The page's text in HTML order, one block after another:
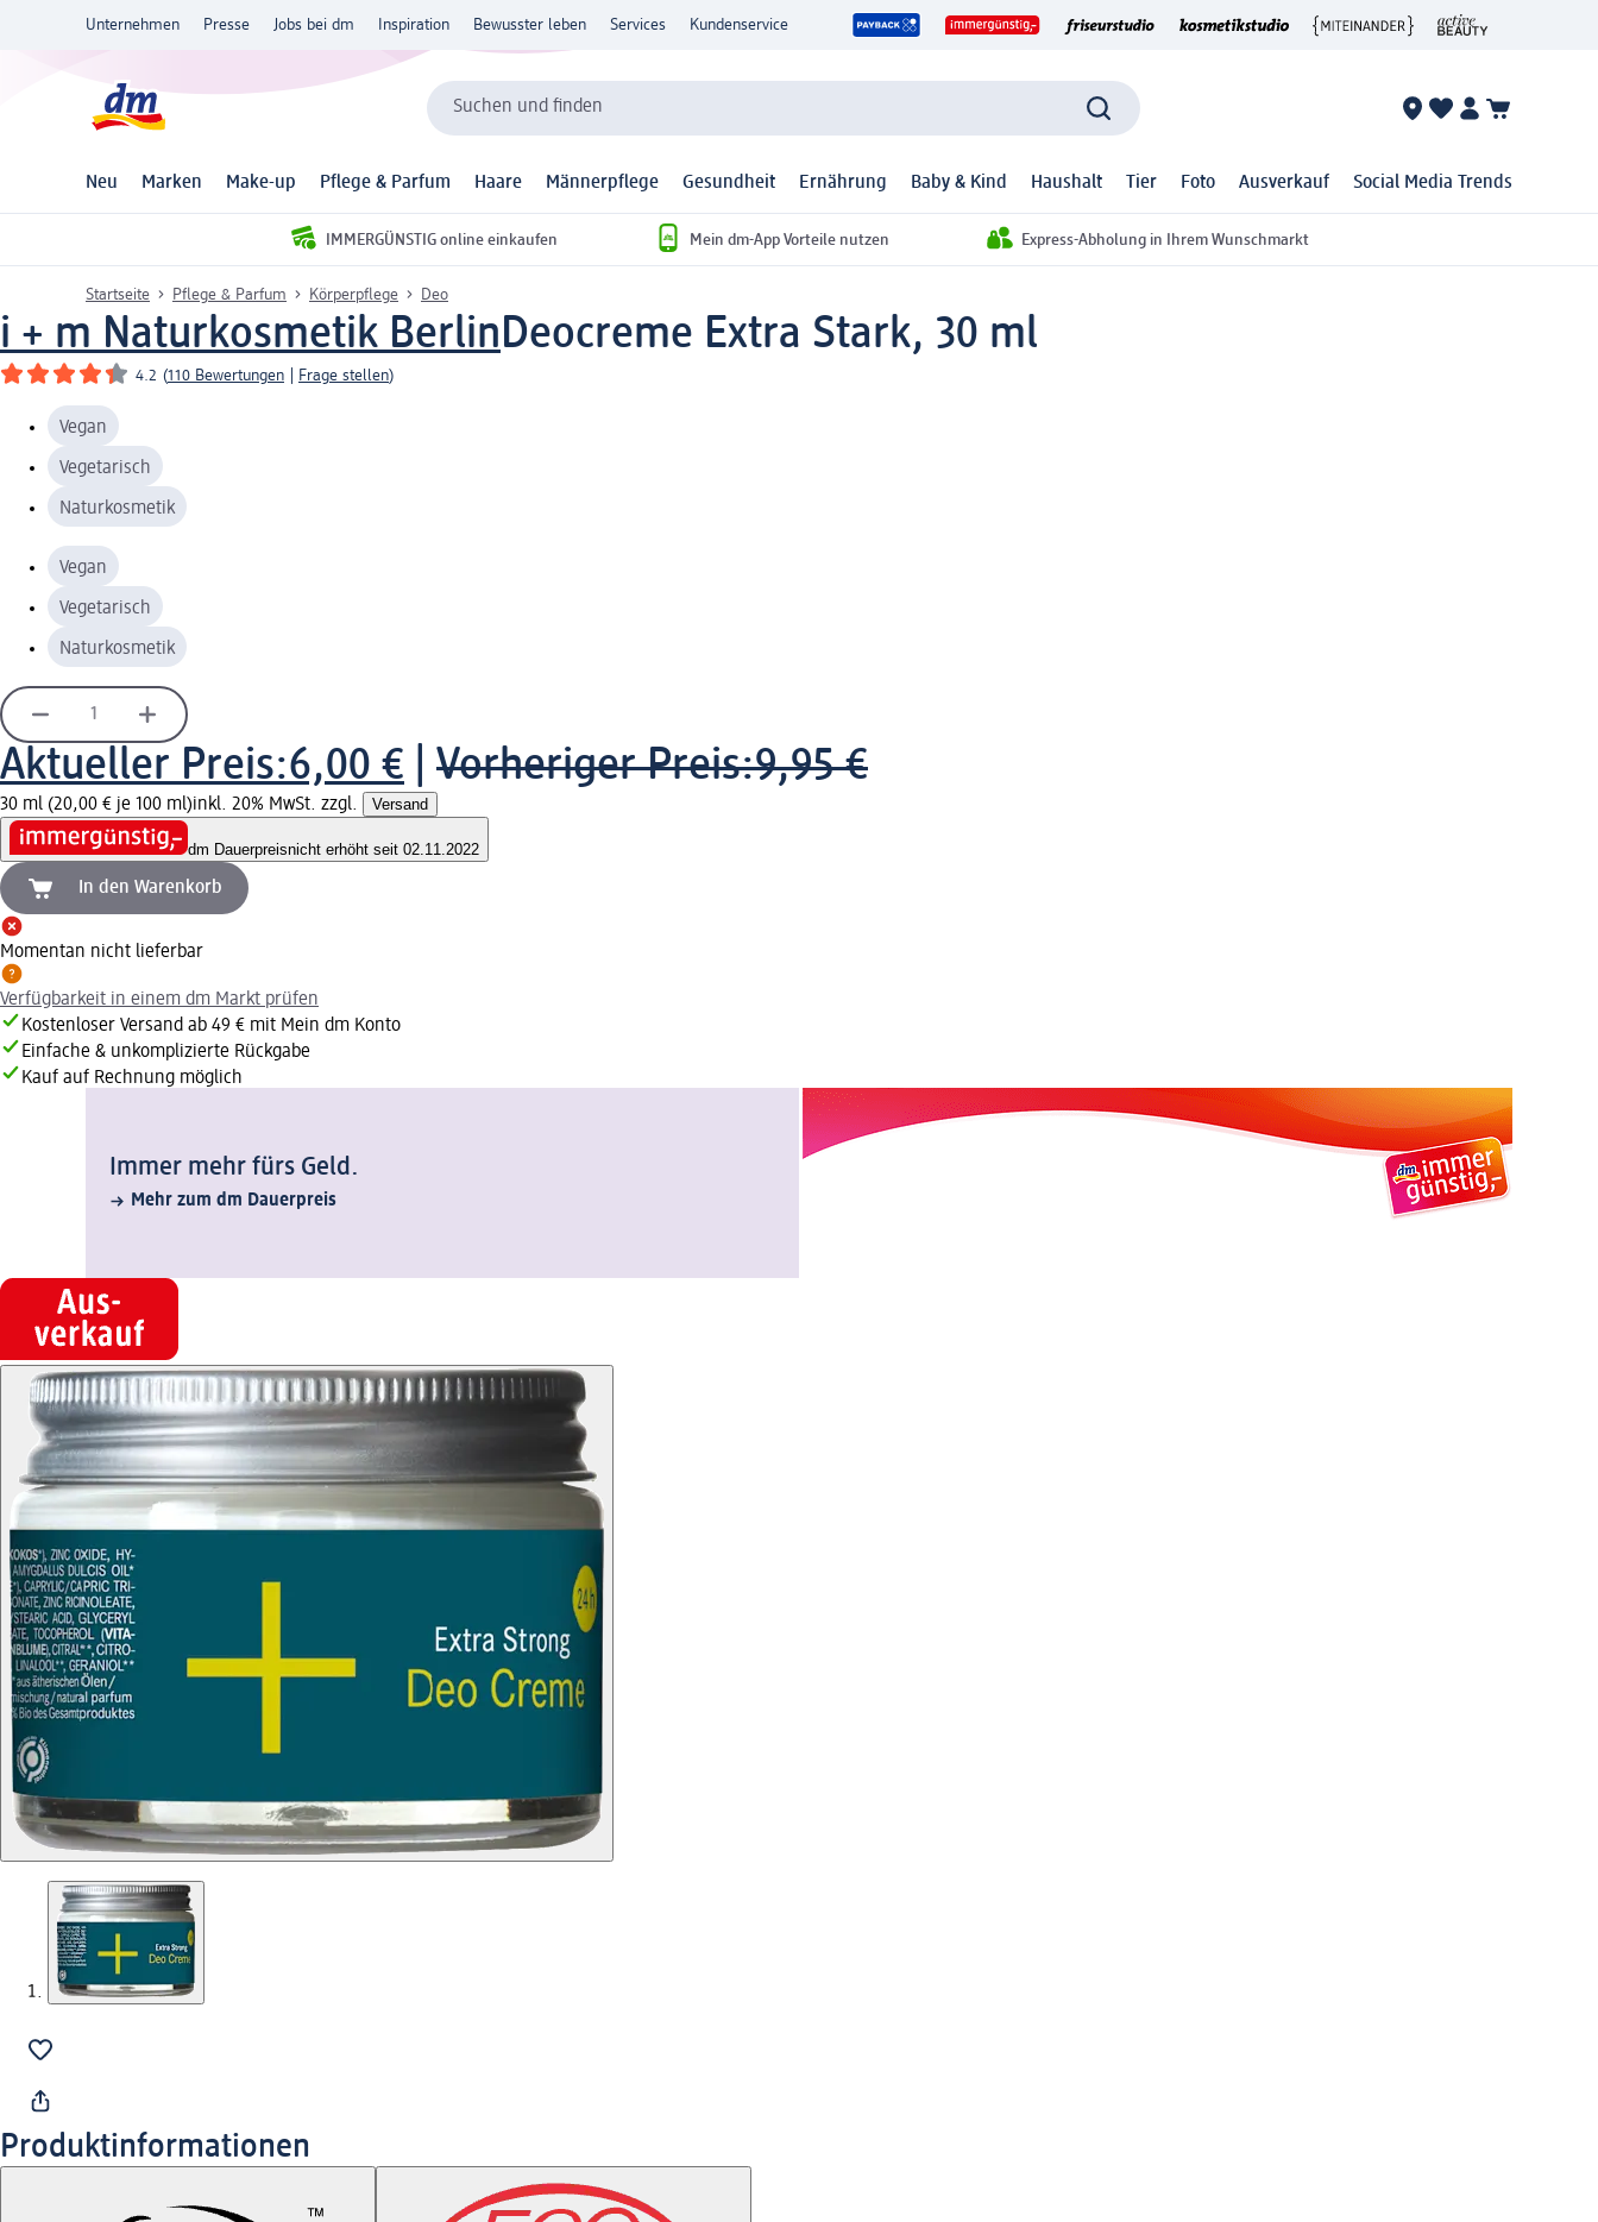
Unternehmen Presse Jobs bei dm Inspiration Bewusster leben Services Kundenservice
Suchen und finden
Neu Marken Make-up Pflege & Parfum Haare Männerpflege Gesundheit Ernährung Baby & Kind Haushalt Tier Foto Ausverkauf Social Media Trends
IMMERGÜNSTIG online einkaufen Mein dm-App Vorteile nutzen Express-Abholung in Ihrem Wunschmarkt
Startseite Pflege & Parfum Körperpflege Deo
i + m Naturkosmetik BerlinDeocreme Extra Stark, 30 ml
4.2 (110 Bewertungen Frage stellen)
Vegan
Vegetarisch
Naturkosmetik
Vegan
Vegetarisch
Naturkosmetik
Aktueller Preis:6,00 € Vorheriger Preis:9,95 €
30 ml (20,00 € je 100 ml)inkl. 20% MwSt. zzgl. Versand
dm Dauerpreisnicht erhöht seit 02.11.2022
In den Warenkorb
Momentan nicht lieferbar
Verfügbarkeit in einem dm Markt prüfen
Kostenloser Versand ab 49 € mit Mein dm Konto
Einfache & unkomplizierte Rückgabe
Kauf auf Rechnung möglich
Immer mehr fürs Geld.
Mehr zum dm Dauerpreis
Produktinformationen